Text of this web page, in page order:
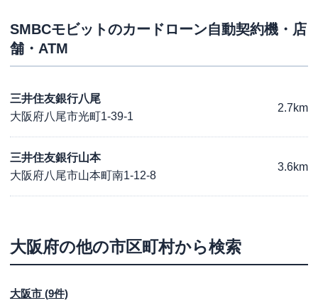
SMBCモビットのカードローン自動契約機・店
舗・ATM
三井住友銀行八尾
大阪府八尾市光町1-39-1
2.7km
三井住友銀行山本
大阪府八尾市山本町南1-12-8
3.6km
大阪府の他の市区町村から検索
大阪市 (9件)